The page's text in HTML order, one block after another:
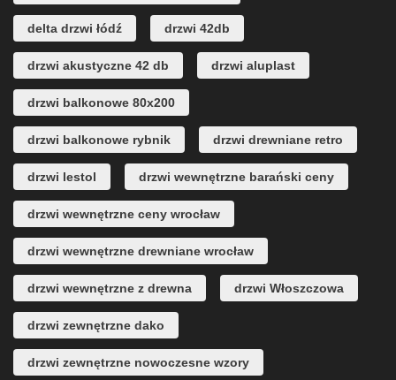
delta drzwi łódź drzwi 42db
drzwi akustyczne 42 db drzwi aluplast
drzwi balkonowe 80x200
drzwi balkonowe rybnik drzwi drewniane retro
drzwi lestol drzwi wewnętrzne barański ceny
drzwi wewnętrzne ceny wrocław
drzwi wewnętrzne drewniane wrocław
drzwi wewnętrzne z drewna drzwi Włoszczowa
drzwi zewnętrzne dako
drzwi zewnętrzne nowoczesne wzory